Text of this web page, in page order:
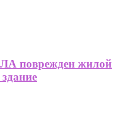
поврежден жилой